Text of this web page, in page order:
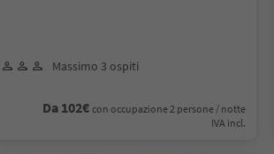
Massimo 3 ospiti
Da 102€ con occupazione 2 persone / notte
IVA incl.